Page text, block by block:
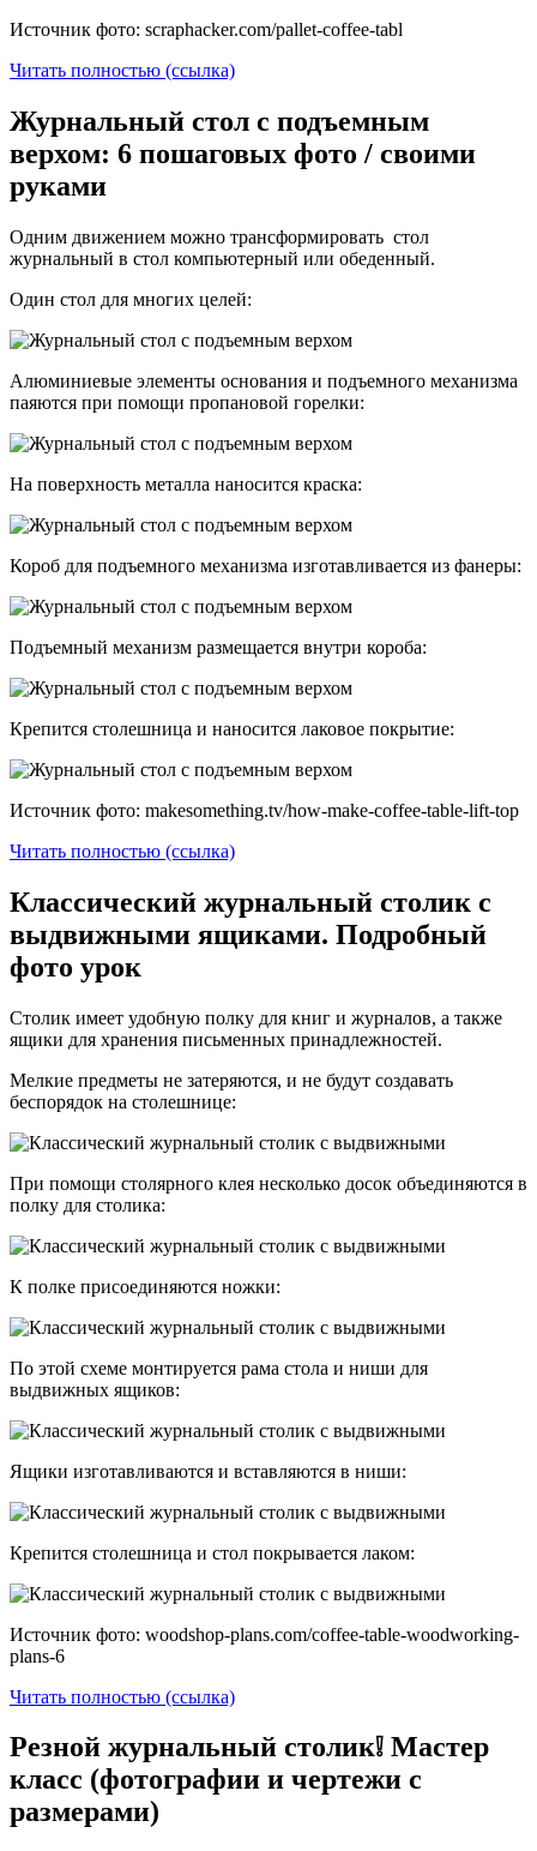
Источник фото: scraphacker.com/pallet-coffee-tabl
Читать полностью (ссылка)
Журнальный стол с подъемным
верхом: 6 пошаговых фото / своими
руками
Одним движением можно трансформировать стол
журнальный в стол компьютерный или обеденный.
Один стол для многих целей:
Алюминиевые элементы основания и подъемного механизма
паяются при помощи пропановой горелки:
На поверхность металла наносится краска:
Короб для подъемного механизма изготавливается из фанеры:
Подъемный механизм размещается внутри короба:
Крепится столешница и наносится лаковое покрытие:
Источник фото: makesomething.tv/how-make-coffee-table-lift-top
Читать полностью (ссылка)
Классический журнальный столик с
выдвижными ящиками. Подробный
фото урок
Столик имеет удобную полку для книг и журналов, а также
ящики для хранения письменных принадлежностей.
Мелкие предметы не затеряются, и не будут создавать
беспорядок на столешнице:
При помощи столярного клея несколько досок объединяются в
полку для столика:
К полке присоединяются ножки:
По этой схеме монтируется рама стола и ниши для
выдвижных ящиков:
Ящики изготавливаются и вставляются в ниши:
Крепится столешница и стол покрывается лаком:
Источник фото: woodshop-plans.com/coffee-table-woodworking-
plans-6
Читать полностью (ссылка)
Резной журнальный столик❕ Мастер
класс (фотографии и чертежи с
размерами)